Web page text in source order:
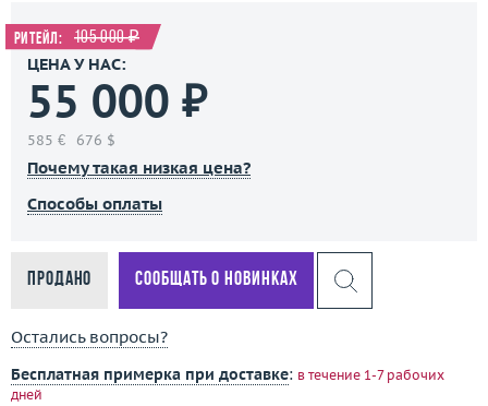
Ритейл: 105 000 ₽
ЦЕНА У НАС:
55 000 ₽
585 € 676 $
Почему такая низкая цена?
Способы оплаты
Продано Сообщать о новинках
Остались вопросы?
Бесплатная примерка при доставке: в течение 1-7 рабочих
дней